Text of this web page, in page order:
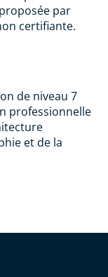
par
certifiante.
de niveau 7
professionnelle
et de la